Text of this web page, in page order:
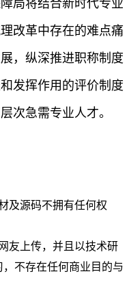
局将结合新时代专业
改革中存在的难点痛
，纵深推进职称制度
发挥作用的评价制度
次急需专业人才。
及源码不拥有任何权
友上传，并且以技术研
不存在任何商业目的与